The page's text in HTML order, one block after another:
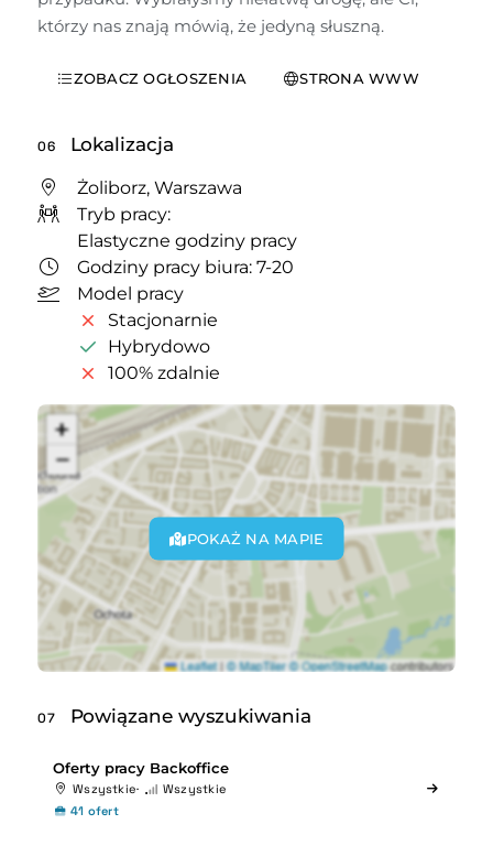
którzy nas znają mówią, że jedyną słuszną.
ZOBACZ OGŁOSZENIA STRONA WWW
06 Lokalizacja
Żoliborz, Warszawa
Tryb pracy:
Elastyczne godziny pracy
Godziny pracy biura: 7-20
Model pracy
Stacjonarnie
Hybrydowo
100% zdalnie
POKAŻ NA MAPIE
07 Powiązane wyszukiwania
Oferty pracy Backoffice
Wszystkie
Wszystkie
41 ofert